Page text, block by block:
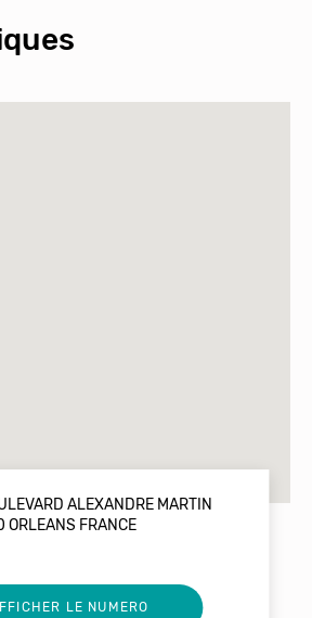
ALEXANDRE MARTIN
FRANCE
LE NUMERO